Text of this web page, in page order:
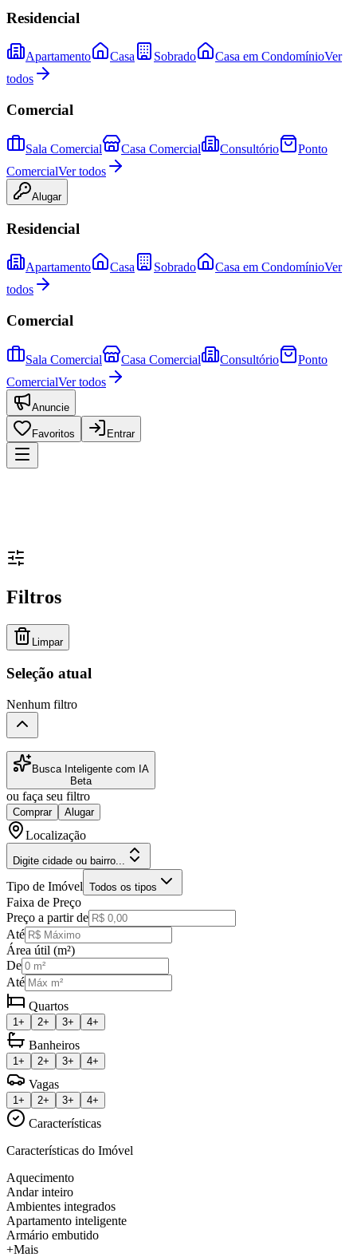
Residencial
Apartamento Casa Sobrado Casa em CondomínioVer
todos
Comercial
Sala Comercial Casa Comercial Consultório
Ponto
ComercialVer todos
Alugar
Residencial
Apartamento Casa Sobrado Casa em CondomínioVer
todos
Comercial
Sala Comercial Casa Comercial Consultório
Ponto
ComercialVer todos
Anuncie
Favoritos Entrar
Filtros
Limpar
Seleção atual
Nenhum filtro
Busca Inteligente com IA
Beta
ou faça seu filtro
Comprar Alugar
Localização
Digite cidade ou bairro...
Tipo de Imóvel Todos os tipos
Faixa de Preço
Preço a partir de
Até
Área útil (m²)
De
Até
Quartos
1+ 2+ 3+ 4+
Banheiros
1+ 2+ 3+ 4+
Vagas
1+ 2+ 3+ 4+
Características
Características do Imóvel
Aquecimento
Andar inteiro
Ambientes integrados
Apartamento inteligente
Armário embutido
+Mais